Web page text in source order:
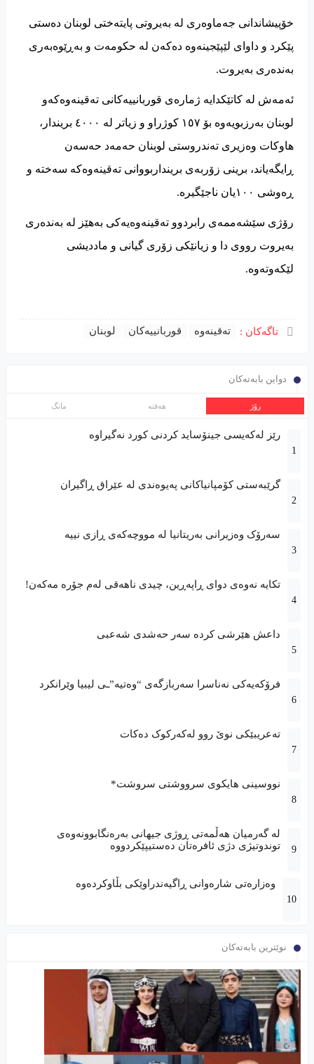
خۆپیشاندانی جەماوەری لە بەیروتی پایتەختی لوبنان دەستی
پێکرد و داوای لێپێجینەوە دەکەن لە حکومەت و بەڕێوەبەری
بەندەری بەیروت.
ئەمەش لە کاتێکدایە ژمارەی قوربانییەکانی تەقینەوەکەو
لوبنان بەرزبویەوە بۆ ١٥٧ کوژراو و زیاتر لە ٤٠٠٠ بریندار،
هاوکات وەزیری تەندروستی لوبنان حەمەد حەسەن
ڕایگەیاند، برینی زۆربەی برینداربووانی تەقینەوەكە سەختە و
ڕەوشی ١٠٠یان ناجێگیرە.
رۆژی سێشەممەی رابردوو تەقینەوەیەكی بەهێز لە بەندەری
بەیروت رووی دا و زیانێكی زۆری گیانی و ماددیشی
لێكەوتەوە.
تاگەکان : تەقینەوە قوربانییەکان لوبنان
دواین بابەتەکان
رۆژ هەفتە مانگ
رێز لەکەیسى جینۆساید کردنى کورد نەگیراوە
گرێبەستی کۆمپانیاکانی پەیوەندی لە عێراق ڕاگیران
سەرۆک وەزیرانی بەریتانیا لە مووچەکەی ڕازی نییە
تکایە نەوەی دوای ڕاپەڕین، چیدی ناهەقی لەم جۆرە مەکەن!
داعش هێرشی کردە سەر حەشدی شەعبی
فرۆکەیەکى نەناسرا سەربازگەى “وەتیە”ـى لیبیا وێرانکرد
تەعریبێکى نوێ روو لەکەرکوک دەکات
نووسینی هایکوی سرووشتی سروشت*
لە گەرمیان هەڵمەتی ڕوژی جیهانی بەرەنگابوونەوەی
توندوتیژی دژی ئافرەتان دەستیپێکردووە
وەزارەتی شارەوانی ڕاگیەندراوێکی بڵاوکردەوە
نوێترین بابەتەکان